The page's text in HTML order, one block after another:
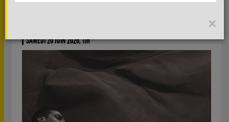
SAMEDI 20 JUIN 2026, 11H
×